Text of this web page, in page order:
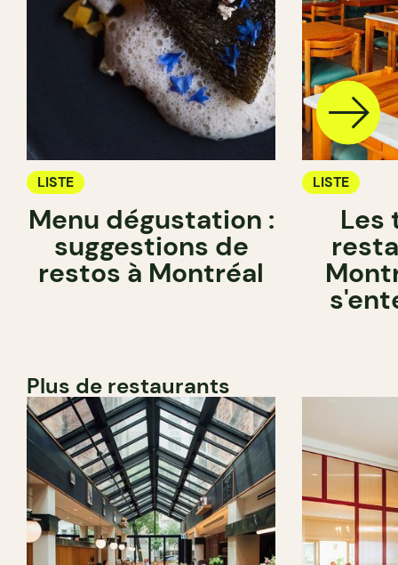
LISTE
Menu dégustation :
suggestions de
restos à Montréal
LISTE
Les
Plus de restaurants